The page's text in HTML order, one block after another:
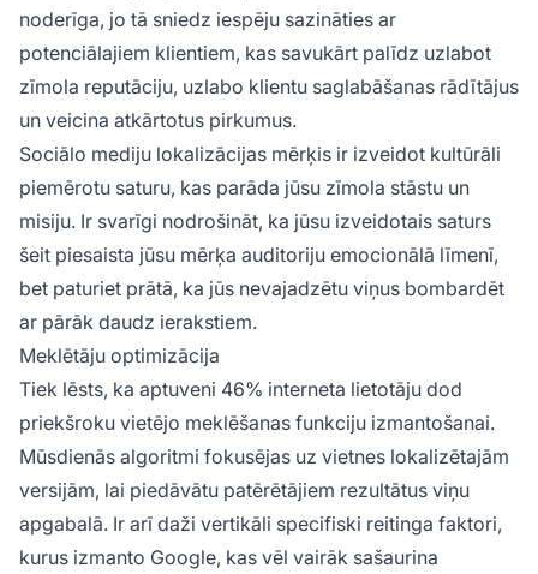
noderīga, jo tā sniedz iespēju sazināties ar
potenciālajiem klientiem, kas savukārt palīdz uzlabot
zīmola reputāciju, uzlabo klientu saglabāšanas rādītājus
un veicina atkārtotus pirkumus.
Sociālo mediju lokalizācijas mērķis ir izveidot kultūrāli
piemērotu saturu, kas parāda jūsu zīmola stāstu un
misiju. Ir svarīgi nodrošināt, ka jūsu izveidotais saturs
šeit piesaista jūsu mērķa auditoriju emocionālā līmenī,
bet paturiet prātā, ka jūs nevajadzētu viņus bombardēt
ar pārāk daudz ierakstiem.
Meklētāju optimizācija
Tiek lēsts, ka aptuveni 46% interneta lietotāju dod
priekšroku vietējo meklēšanas funkciju izmantošanai.
Mūsdienās algoritmi fokusējas uz vietnes lokalizētajām
versijām, lai piedāvātu patērētājiem rezultātus viņu
apgabalā. Ir arī daži vertikāli specifiski reitinga faktori,
kurus izmanto Google, kas vēl vairāk sašaurina